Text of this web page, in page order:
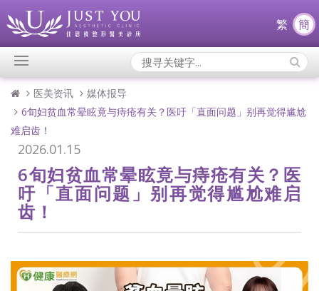
繁 簡
Search
Icons:
医美资讯
媒体报导
6旬妇贫血常晕眩竟与痔疮有关？医吁「直面问题」别再觉得尴尬
难启齿！
2026.01.15
6旬妇贫血常晕眩竟与痔疮有关？医
吁「直面问题」别再觉得尴尬难启
齿！